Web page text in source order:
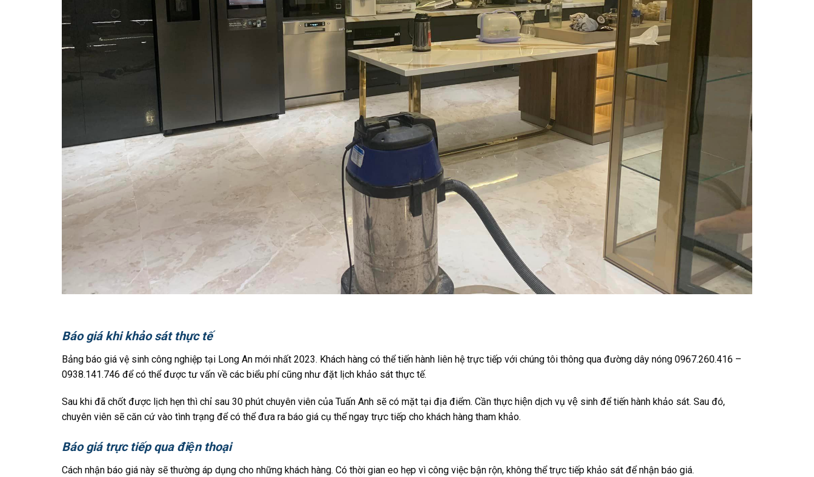
Báo giá khi khảo sát thực tế
Bảng báo giá vệ sinh công nghiệp tại Long An mới nhất 2023. Khách hàng có thể tiến hành liên hệ trực tiếp với chúng tôi thông qua đường dây nóng 0967.260.416 –
0938.141.746 để có thể được tư vấn về các biểu phí cũng như đặt lịch khảo sát thực tế.
Sau khi đã chốt được lịch hẹn thì chỉ sau 30 phút chuyên viên của Tuấn Anh sẽ có mặt tại địa điểm. Cần thực hiện dịch vụ vệ sinh để tiến hành khảo sát. Sau đó,
chuyên viên sẽ căn cứ vào tình trạng để có thể đưa ra báo giá cụ thể ngay trực tiếp cho khách hàng tham khảo.
Báo giá trực tiếp qua điện thoại
Cách nhận báo giá này sẽ thường áp dụng cho những khách hàng. Có thời gian eo hẹp vì công việc bận rộn, không thể trực tiếp khảo sát để nhận báo giá.